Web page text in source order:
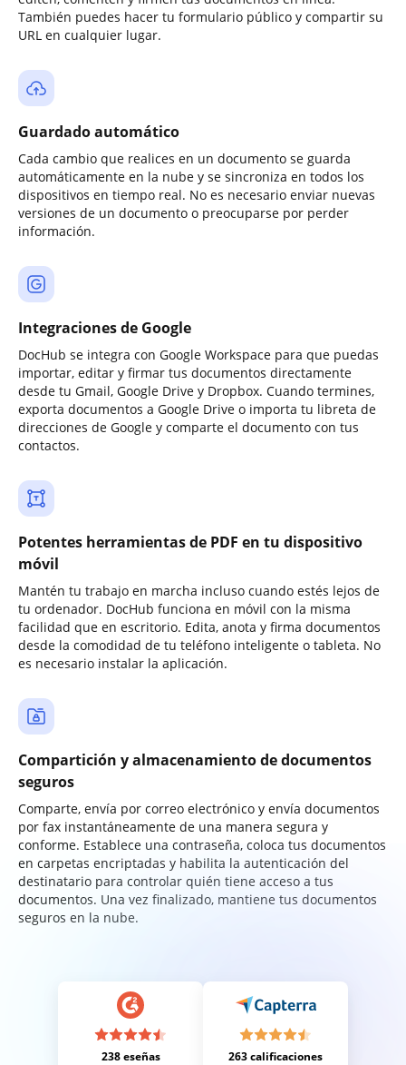
También puedes hacer tu formulario público y compartir su
URL en cualquier lugar.
Guardado automático
Cada cambio que realices en un documento se guarda
automáticamente en la nube y se sincroniza en todos los
dispositivos en tiempo real. No es necesario enviar nuevas
versiones de un documento o preocuparse por perder
información.
Integraciones de Google
DocHub se integra con Google Workspace para que puedas
importar, editar y firmar tus documentos directamente
desde tu Gmail, Google Drive y Dropbox. Cuando termines,
exporta documentos a Google Drive o importa tu libreta de
direcciones de Google y comparte el documento con tus
contactos.
Potentes herramientas de PDF en tu dispositivo
móvil
Mantén tu trabajo en marcha incluso cuando estés lejos de
tu ordenador. DocHub funciona en móvil con la misma
facilidad que en escritorio. Edita, anota y firma documentos
desde la comodidad de tu teléfono inteligente o tableta. No
es necesario instalar la aplicación.
Compartición y almacenamiento de documentos
seguros
Comparte, envía por correo electrónico y envía documentos
por fax instantáneamente de una manera segura y
conforme. Establece una contraseña, coloca tus documentos
en carpetas encriptadas y habilita la autenticación del
destinatario para controlar quién tiene acceso a tus
documentos. Una vez finalizado, mantiene tus documentos
seguros en la nube.
238 eseñas 263 calificaciones